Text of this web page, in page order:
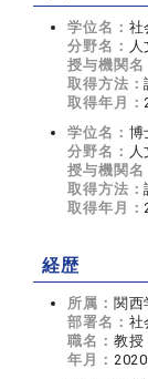
学位名： 社
分野名：
授与機関名
取得方法：
取得年月：
学位名： 博
分野名：
授与機関名
取得方法：
取得年月：
経歴
所属： 関西
部署名： 社
職名： 教授
年月：